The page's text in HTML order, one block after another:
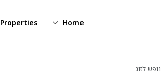
Home
Properties
לזוג